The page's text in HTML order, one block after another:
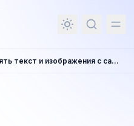
Как сохранять текст и изображения с сайтов в Shtab
с сайтов в